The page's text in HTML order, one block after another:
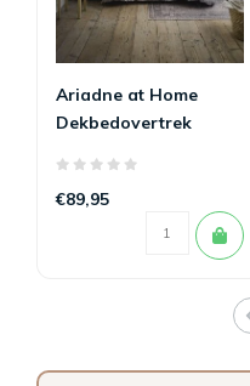
Ariadne at Home
Dekbedovertrek
€89,95